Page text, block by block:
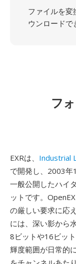
ファイルを
ウンロードで
フ
EXRは、 Industrial
で開発し、2003年
一般公開したハイ
ットです。
の厳しい要求に応
には、深い影から
8ビットや16ビッ
輝度範囲が日常的